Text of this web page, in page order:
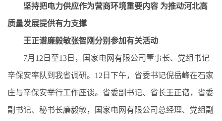
坚持把电力供应作为营商环境重要内容 为推动河北高
质量发展提供有力支撑
王正谱廉毅敏张智刚分别参加有关活动
7月12日至13日，国家电网有限公司董事长、党组书记
辛保安率队到我省调研。12日下午，省委书记倪岳峰在石家
庄与辛保安举行工作座谈。省委副书记、省长王正谱，省委
副书记、秘书长廉毅敏，国家电网有限公司总经理、党组副